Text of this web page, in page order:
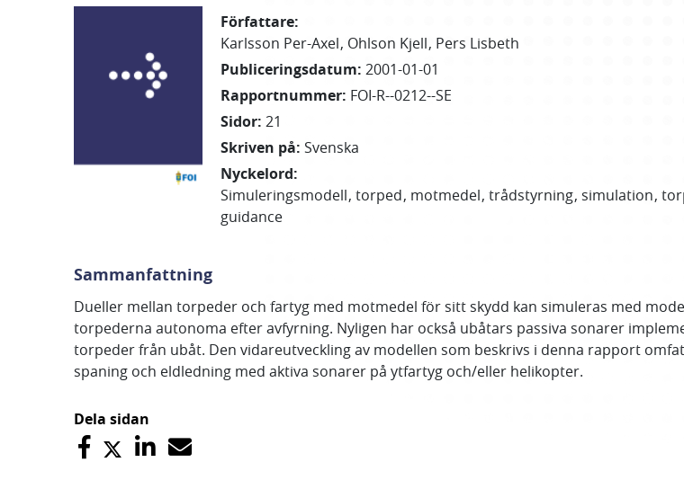
Författare:
Karlsson Per-Axel Ohlson Kjell Pers Lisbeth
Publiceringsdatum: 2001-01-01
Rapportnummer: FOI-R--0212--SE
Sidor: 21
Skriven på: Svenska
Nyckelord:
Simuleringsmodell torped motmedel trådstyrning simulation
guidance
Sammanfattning
Dueller mellan torpeder och fartyg med motmedel för sitt skydd kan simuleras med
torpederna autonoma efter avfyrning. Nyligen har också ubåtars passiva sonarer
torpeder från ubåt. Den vidareutveckling av modellen som beskrivs i denna rapport
spaning och eldledning med aktiva sonarer på ytfartyg och/eller helikopter.
Dela sidan